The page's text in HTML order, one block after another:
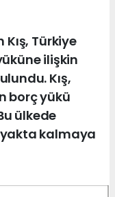
Türkiye
ilişkin
Kış,
borç yükü
ülkede
kalmaya